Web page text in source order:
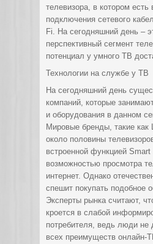
телевизора, в котором есть
подключения сетевого
Fi. На сегодняшний день –
перспективный сегмент
потенциал у умного ТВ
Технологии на службе у ТВ
На сегодняшний день
компаний, которые
и оборудования в данном
Мировые бренды, такие как
около половины
встроенной функцией Smart
возможностью просмотра
интернет. Однако
спешит покупать подобное
Эксперты рынка считают,
кроется в слабой
потребителя, ведь люди не
всех преимуществ онлайн-